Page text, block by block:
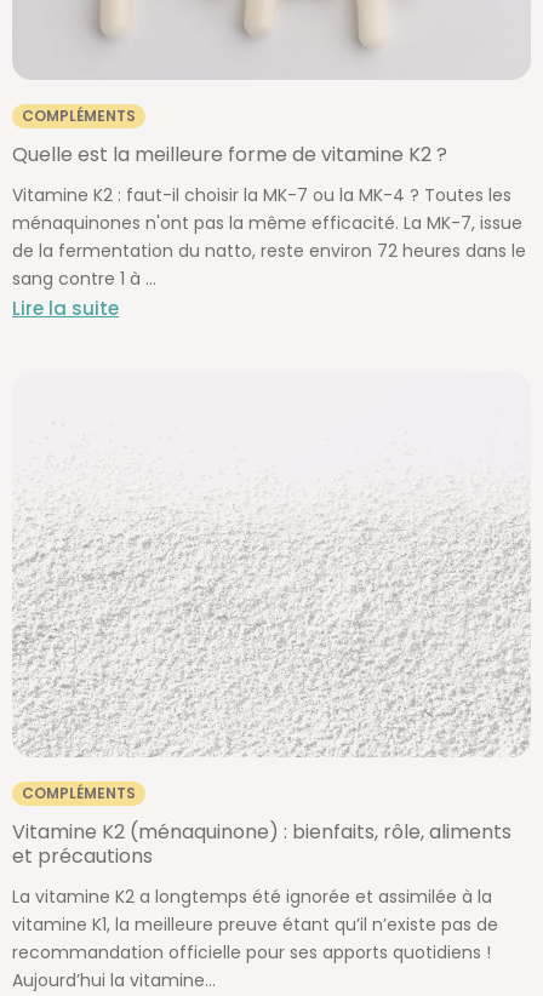
COMPLÉMENTS
Quelle est la meilleure forme de vitamine K2 ?
Vitamine K2 : faut-il choisir la MK-7 ou la MK-4 ? Toutes les
ménaquinones n'ont pas la même efficacité. La MK-7, issue
de la fermentation du natto, reste environ 72 heures dans le
sang contre 1 à ...
Lire la suite
COMPLÉMENTS
Vitamine K2 (ménaquinone) : bienfaits, rôle, aliments
et précautions
La vitamine K2 a longtemps été ignorée et assimilée à la
vitamine K1, la meilleure preuve étant qu’il n’existe pas de
recommandation officielle pour ses apports quotidiens !
Aujourd’hui la vitamine...